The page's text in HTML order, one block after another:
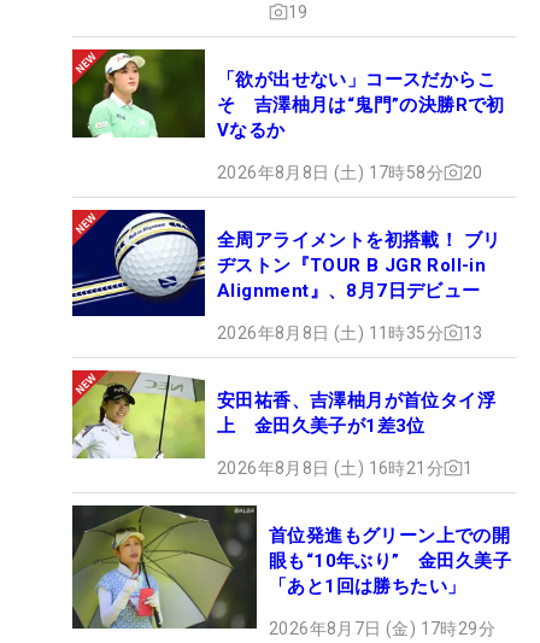
19
「欲が出せない」コースだからこ
そ 吉澤柚月は“鬼門”の決勝Rで初
Vなるか
2026年8月8日 (土) 17時58分 20
全周アライメントを初搭載！ ブリ
ヂストン『TOUR B JGR Roll-in
Alignment』、8月7日デビュー
2026年8月8日 (土) 11時35分 13
安田祐香、吉澤柚月が首位タイ浮
上 金田久美子が1差3位
2026年8月8日 (土) 16時21分 1
首位発進もグリーン上での開
眼も“10年ぶり” 金田久美子
「あと1回は勝ちたい」
2026年8月7日 (金) 17時29分